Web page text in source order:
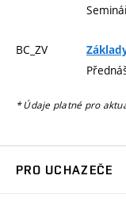
BC_ZV
* Údaje platné pro
PRO UCHAZEČE